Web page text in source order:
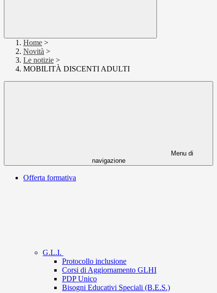
Home >
Novità >
Le notizie >
MOBILITÀ DISCENTI ADULTI
Menu di
navigazione
Offerta formativa
G.L.I.
Protocollo inclusione
Corsi di Aggiornamento GLHI
PDP Unico
Bisogni Educativi Speciali (B.E.S.)